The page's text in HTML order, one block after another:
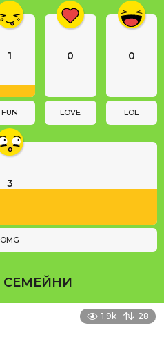
1
FUN
0
LOVE
0
LOL
3
OMG
СЕМЕЙНИ
1.9k 28